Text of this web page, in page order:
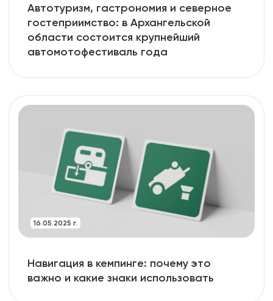
Автотуризм, гастрономия и северное
гостеприимство: в Архангельской
области состоится крупнейший
автомотофестиваль года
16.05.2025 г.
Навигация в кемпинге: почему это
важно и какие знаки использовать